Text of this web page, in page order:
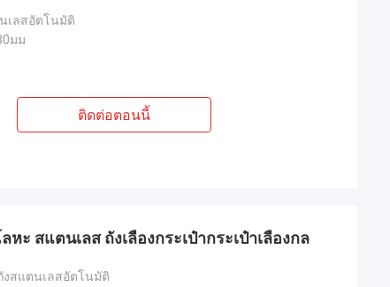
เลสอัตโนมัติ
มม
ติดต่อตอนนี้
ะ สแตนเลส ถังเลืองกระเป๋ากระเป๋าเลืองกล
งสแตนเลสอัตโนมัติ